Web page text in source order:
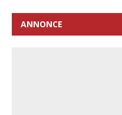
ANNONCE